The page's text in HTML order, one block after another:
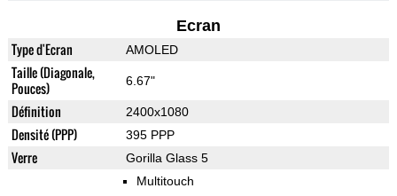
Ecran
Type d'Ecran AMOLED
Taille (Diagonale,
Pouces)
6.67"
Définition 2400x1080
Densité (PPP) 395 PPP
Verre Gorilla Glass 5
Multitouch